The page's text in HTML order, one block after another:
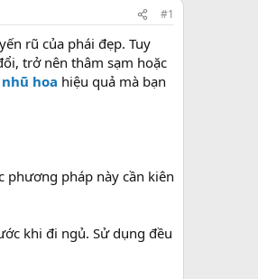
#1
rũ của phái đẹp. Tuy
trở nên thâm sạm hoặc
hoa hiệu quả mà bạn
phương pháp này cần kiên
khi đi ngủ. Sử dụng đều